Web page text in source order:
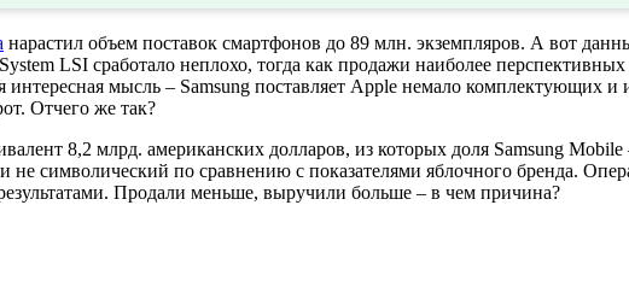
нарастил объем поставок смартфонов до 89 млн. экземпляров. А вот
LSI сработало неплохо, тогда как продажи наиболее
мысль – Samsung поставляет Apple немало комплектующих
Отчего же так?
8,2 млрд. американских долларов, из которых доля Samsung
символический по сравнению с показателями яблочного бренда.
Продали меньше, выручили больше – в чем причина?